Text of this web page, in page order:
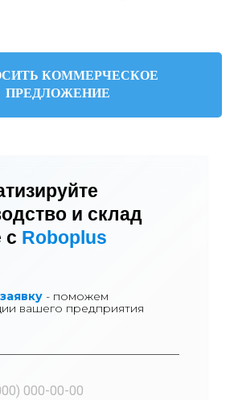
КОММЕРЧЕСКОЕ
ПРЕДЛОЖЕНИЕ
и склад
с Roboplus
- поможем
вашего предприятия